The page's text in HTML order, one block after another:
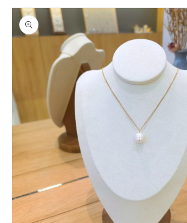
Passer aux
informations
produits